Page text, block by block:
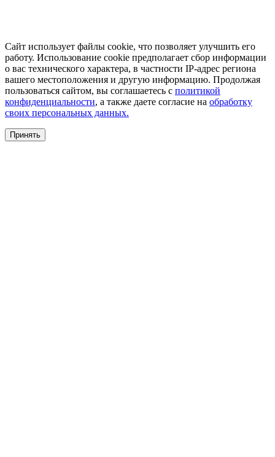
Сайт использует файлы cookie, что позволяет улучшить его
работу. Использование cookie предполагает сбор информации
о вас технического характера, в частности IP-адрес региона
вашего местоположения и другую информацию. Продолжая
пользоваться сайтом, вы соглашаетесь с политикой
конфиденциальности, а также даете согласие на обработку
своих персональных данных.
Принять